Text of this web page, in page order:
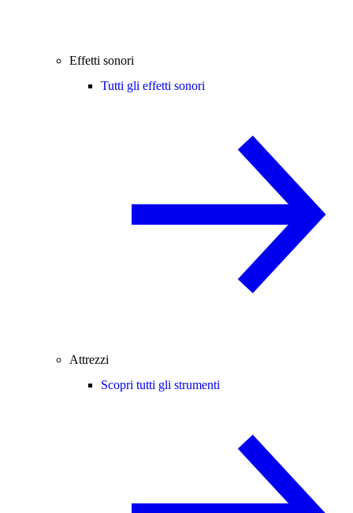
Effetti sonori
Tutti gli effetti sonori
Attrezzi
Scopri tutti gli strumenti